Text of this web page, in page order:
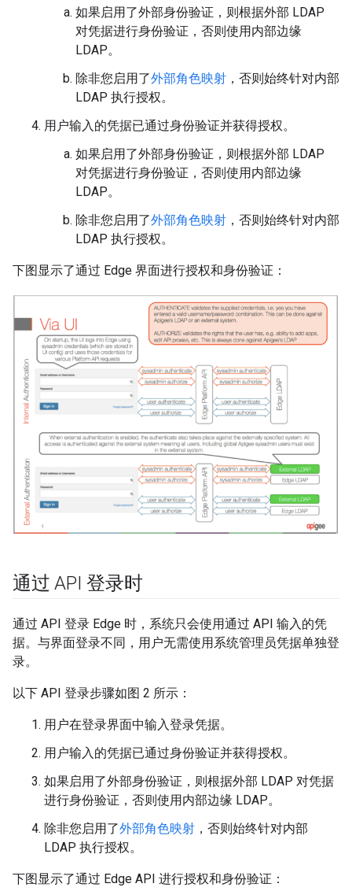
如果启用了外部身份验证，则根据外部 LDAP
对凭据进行身份验证，否则使用内部边缘
LDAP。
除非您启用了外部角色映射 ，否则始终针对内部
LDAP 执行授权。
用户输入的凭据已通过身份验证并获得授权。
如果启用了外部身份验证，则根据外部 LDAP
对凭据进行身份验证，否则使用内部边缘
LDAP。
除非您启用了外部角色映射 ，否则始终针对内部
LDAP 执行授权。
下图显示了通过 Edge 界面进行授权和身份验证：
通过 API 登录时
通过 API 登录 Edge 时，系统只会使用通过 API 输入的凭
据。与界面登录不同，用户无需使用系统管理员凭据单独登
录。
以下 API 登录步骤如图 2 所示：
用户在登录界面中输入登录凭据。
用户输入的凭据已通过身份验证并获得授权。
如果启用了外部身份验证，则根据外部 LDAP 对凭据
进行身份验证，否则使用内部边缘 LDAP。
除非您启用了外部角色映射 ，否则始终针对内部
LDAP 执行授权。
下图显示了通过 Edge API 进行授权和身份验证：